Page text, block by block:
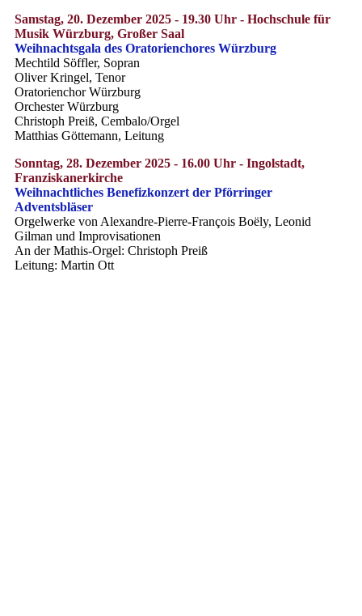
Samstag, 20. Dezember 2025 - 19.30 Uhr - Hochschule für
Musik Würzburg, Großer Saal
Weihnachtsgala des Oratorienchores Würzburg
Mechtild Söffler, Sopran
Oliver Kringel, Tenor
Oratorienchor Würzburg
Orchester Würzburg
Christoph Preiß, Cembalo/Orgel
Matthias Göttemann, Leitung
Sonntag, 28. Dezember 2025 - 16.00 Uhr - Ingolstadt,
Franziskanerkirche
Weihnachtliches Benefizkonzert der Pförringer
Adventsbläser
Orgelwerke von Alexandre-Pierre-François Boëly, Leonid
Gilman und Improvisationen
An der Mathis-Orgel: Christoph Preiß
Leitung: Martin Ott